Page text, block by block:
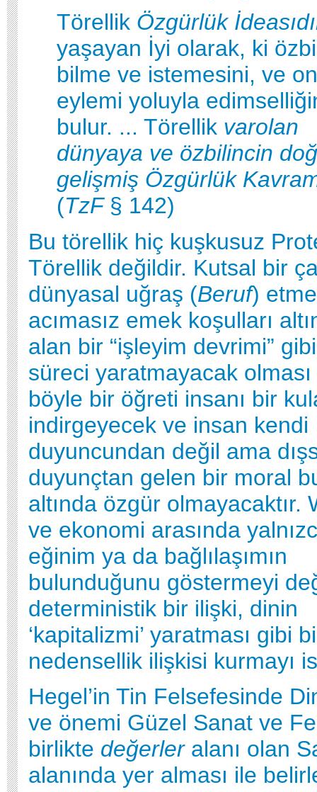
Törellik Özgürlük
yaşayan İyi olarak, ki
bilme ve istemesini, ve
eylemi yoluyla
bulur. ... Törellik varolan
dünyaya ve özbilincin
gelişmiş Özgürlük
(TzF § 142)
Bu törellik hiç kuşkusuz
Törellik değildir. Kutsal bir
dünyasal uğraş (Beruf)
acımasız emek koşulları
alan bir “işleyim devrimi”
süreci yaratmayacak
böyle bir öğreti insanı bir
indirgeyecek ve insan kendi
duyuncundan değil ama
duyunçtan gelen bir moral
altında özgür olmayacaktır.
ve ekonomi arasında
eğinim ya da bağlılaşımın
bulunduğunu göstermeyi
deterministik bir ilişki, dinin
‘kapitalizmi’ yaratması gibi
nedensellik ilişkisi kurmayı
Hegel’in Tin Felsefesinde
ve önemi Güzel Sanat ve
birlikte değerler alanı olan
alanında yer alması ile